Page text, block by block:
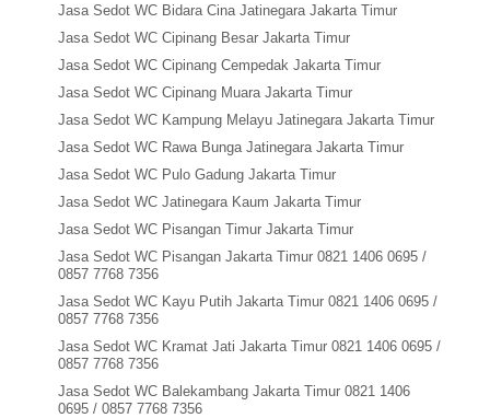
Jasa Sedot WC Bidara Cina Jatinegara Jakarta Timur
Jasa Sedot WC Cipinang Besar Jakarta Timur
Jasa Sedot WC Cipinang Cempedak Jakarta Timur
Jasa Sedot WC Cipinang Muara Jakarta Timur
Jasa Sedot WC Kampung Melayu Jatinegara Jakarta Timur
Jasa Sedot WC Rawa Bunga Jatinegara Jakarta Timur
Jasa Sedot WC Pulo Gadung Jakarta Timur
Jasa Sedot WC Jatinegara Kaum Jakarta Timur
Jasa Sedot WC Pisangan Timur Jakarta Timur
Jasa Sedot WC Pisangan Jakarta Timur 0821 1406 0695 /
0857 7768 7356
Jasa Sedot WC Kayu Putih Jakarta Timur 0821 1406 0695 /
0857 7768 7356
Jasa Sedot WC Kramat Jati Jakarta Timur 0821 1406 0695 /
0857 7768 7356
Jasa Sedot WC Balekambang Jakarta Timur 0821 1406
0695 / 0857 7768 7356